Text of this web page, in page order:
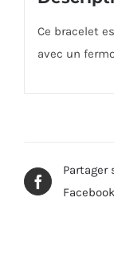
Ce bracelet
avec un
Partager
Facebook